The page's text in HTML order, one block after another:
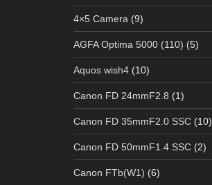
4×5 Camera (9)
AGFA Optima 5000 (110) (5)
Aquos wish4 (10)
Canon FD 24mmF2.8 (1)
Canon FD 35mmF2.0 SSC (10)
Canon FD 50mmF1.4 SSC (2)
Canon FTb(W1) (6)